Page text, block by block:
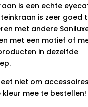
is een echte
is zeer goed
met andere
met een motief of
in dezelfde
niet om
kleur mee te bestellen!